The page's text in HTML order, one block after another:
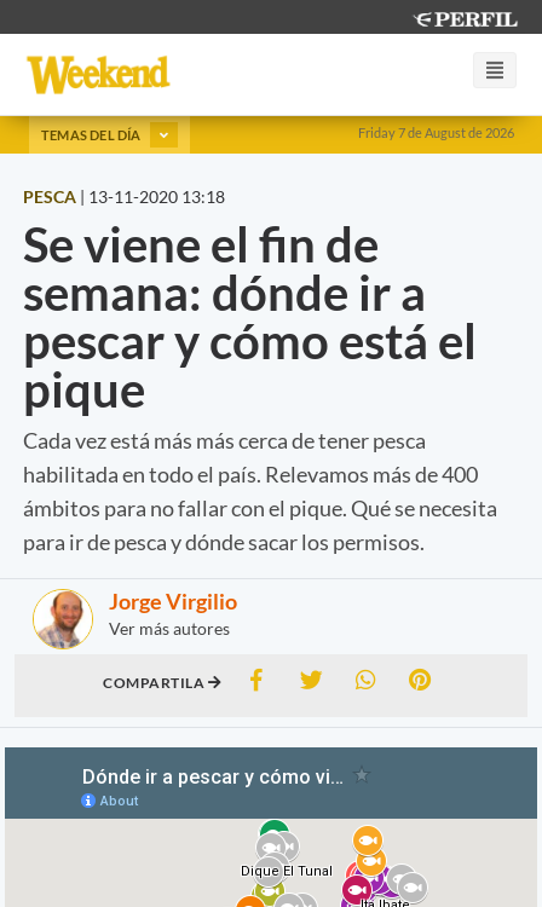
Friday 7 de August de 2026
TEMAS DEL DÍA
PESCA | 13-11-2020 13:18
Se viene el fin de
semana: dónde ir a
pescar y cómo está el
pique
Cada vez está más más cerca de tener pesca
habilitada en todo el país. Relevamos más de 400
ámbitos para no fallar con el pique. Qué se necesita
para ir de pesca y dónde sacar los permisos.
Jorge Virgilio
Ver más autores
COMPARTILA